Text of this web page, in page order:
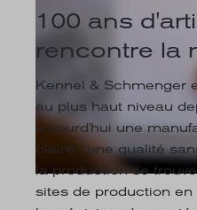
100 ans
rencontre la
Kennel & Schmenger
au plus haut niveau
aujourd'hui une
claire : une qualité
la production se
sites de production